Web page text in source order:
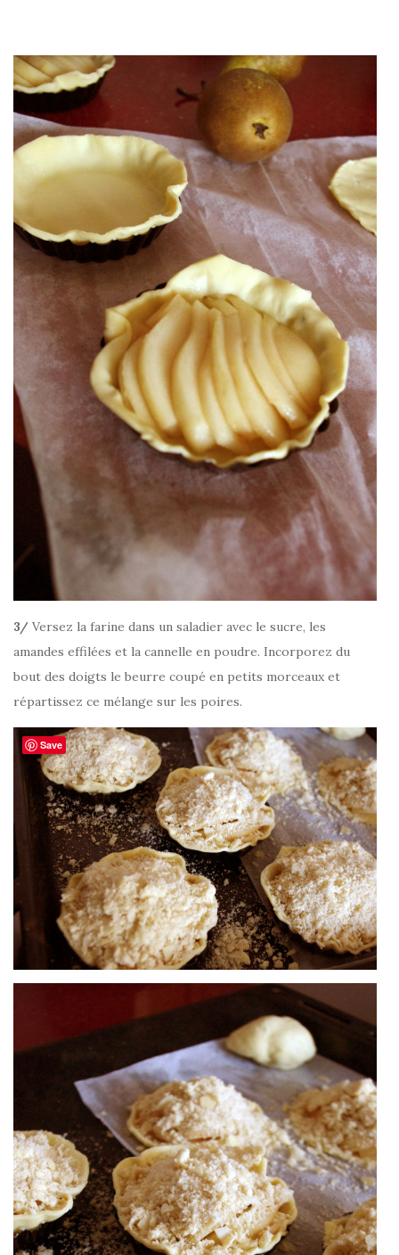
3/ Versez la farine dans un saladier avec le sucre, les
amandes effilées et la cannelle en poudre. Incorporez du
bout des doigts le beurre coupé en petits morceaux et
répartissez ce mélange sur les poires.
Save